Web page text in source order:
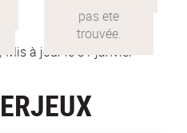
| Mis à jour le 31 janvier